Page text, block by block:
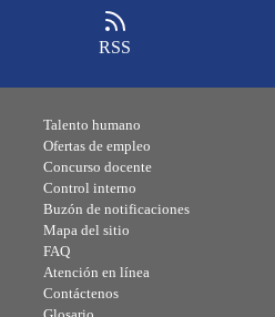
RSS
Talento humano
Ofertas de empleo
Concurso docente
Control interno
Buzón de notificaciones
Mapa del sitio
FAQ
Atención en línea
Contáctenos